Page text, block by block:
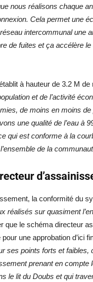
nous réalisons chaque
Cela permet une
intercommunal une
de fuites et ça accélère le
à hauteur de 3.2 M de
et de l’activité
de moins en moins
une qualité de l’eau à
qui est conforme à la
de la
la conformité du
réalisés sur quasiment
que le schéma directeur
une approbation d’ici
ses points forts et
prenant en
le lit du Doubs et qui